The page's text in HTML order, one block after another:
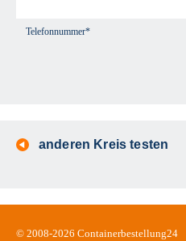
Telefonnummer*
anderen Kreis testen
© 2008-2026 Containerbestellung24